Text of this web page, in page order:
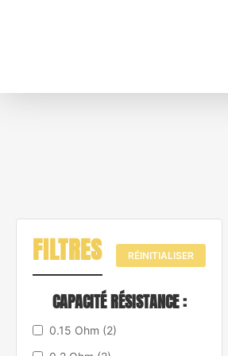
FILTRES RÉINITIALISER
CAPACITÉ RÉSISTANCE :
0.15 Ohm (2)